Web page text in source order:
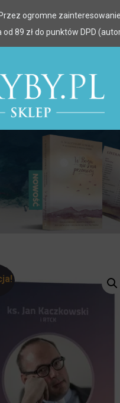
Przez ogromne
89 zł do punktów DPD